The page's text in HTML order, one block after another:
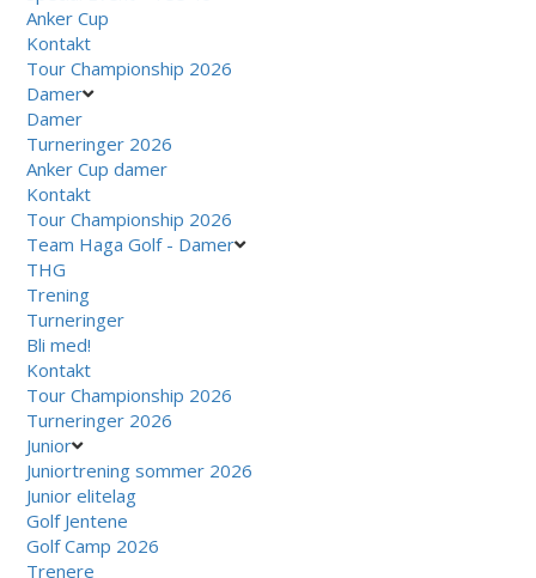
Anker Cup
Kontakt
Tour Championship 2026
Damer
Damer
Turneringer 2026
Anker Cup damer
Kontakt
Tour Championship 2026
Team Haga Golf - Damer
THG
Trening
Turneringer
Bli med!
Kontakt
Tour Championship 2026
Turneringer 2026
Junior
Juniortrening sommer 2026
Junior elitelag
Golf Jentene
Golf Camp 2026
Trenere